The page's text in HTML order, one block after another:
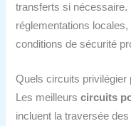
transferts si
réglementations
conditions de sécurité
Quels circuits privilégier
Les meilleurscircuits
incluent la traversée